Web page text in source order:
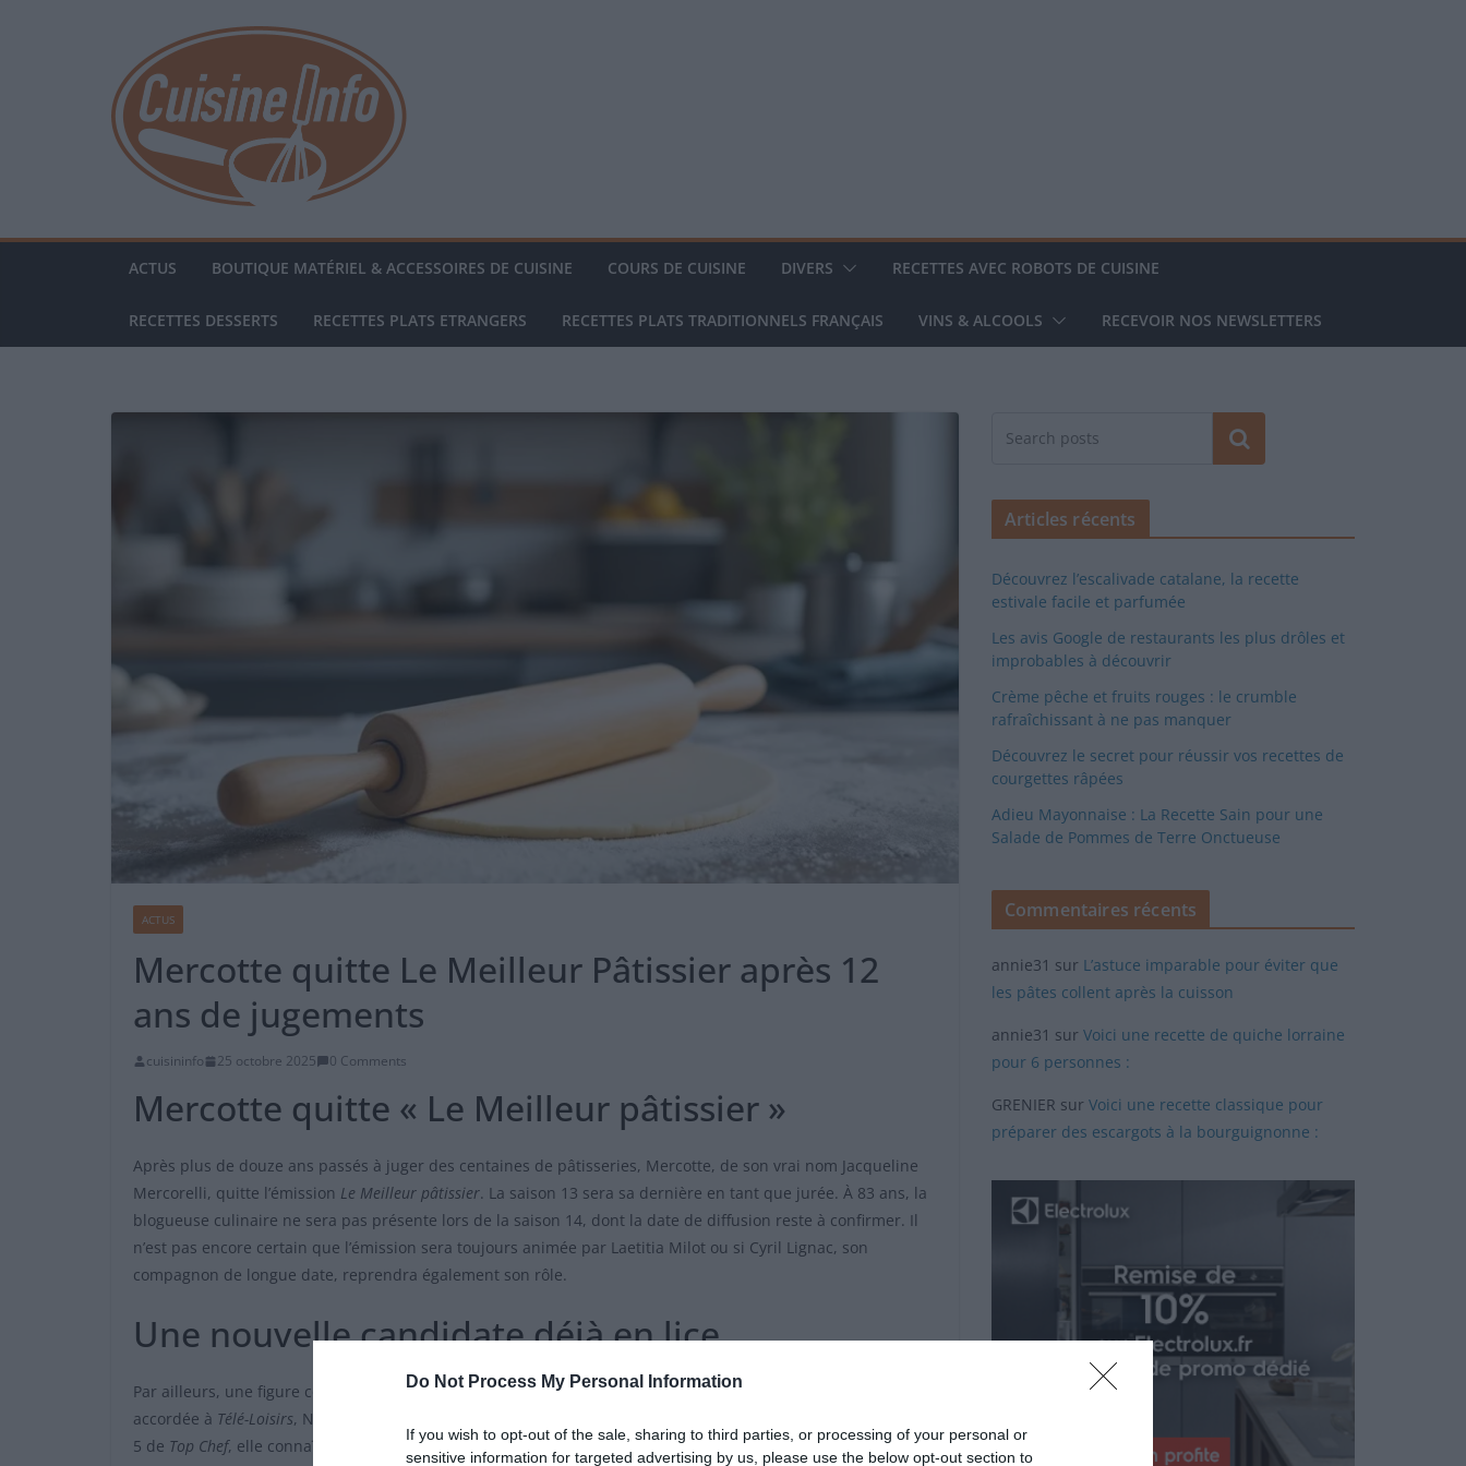
Do Not Process My Personal Information
If you wish to opt-out of the sale, sharing to third parties, or processing of your personal or
sensitive information for targeted advertising by us, please use the below opt-out section to
ACTUS BOUTIQUE MATÉRIEL & ACCESSOIRES DE CUISINE COURS DE CUISINE DIVERS RECETTES AVEC ROBOTS DE CUISINE
RECETTES DESSERTS RECETTES PLATS ETRANGERS RECETTES PLATS TRADITIONNELS FRANÇAIS VINS & ALCOOLS RECEVOIR NOS NEWSLETTERS
ACTUS
Mercotte quitte Le Meilleur Pâtissier après 12
ans de jugements
cuisininfo 25 octobre 2025 0 Comments
Mercotte quitte « Le Meilleur pâtissier »
Après plus de douze ans passés à juger des centaines de pâtisseries, Mercotte, de son vrai nom Jacqueline
Mercorelli, quitte l’émission Le Meilleur pâtissier. La saison 13 sera sa dernière en tant que jurée. À 83 ans, la
blogueuse culinaire ne sera pas présente lors de la saison 14, dont la date de diffusion reste à confirmer. Il
n’est pas encore certain que l’émission sera toujours animée par Laetitia Milot ou si Cyril Lignac, son
compagnon de longue date, reprendra également son rôle.
Une nouvelle candidate déjà en lice
Par ailleurs, une figure connue du monde culinaire pourrait bien prendre la relève. Dans une interview
accordée à Télé-Loisirs, Noëmie Honiat a exprimé son intérêt pour le poste de jurée. Révélée lors de la saison
5 de Top Chef, elle connaît bien l’émission puisqu’elle intervient depuis deux saisons dans la seconde partie
Rechercher
Articles récents
Découvrez l’escalivade catalane, la recette
estivale facile et parfumée
Les avis Google de restaurants les plus drôles et
improbables à découvrir
Crème pêche et fruits rouges : le crumble
rafraîchissant à ne pas manquer
Découvrez le secret pour réussir vos recettes de
courgettes râpées
Adieu Mayonnaise : La Recette Sain pour une
Salade de Pommes de Terre Onctueuse
Commentaires récents
annie31 sur L’astuce imparable pour éviter que
les pâtes collent après la cuisson
annie31 sur Voici une recette de quiche lorraine
pour 6 personnes :
GRENIER sur Voici une recette classique pour
préparer des escargots à la bourguignonne :